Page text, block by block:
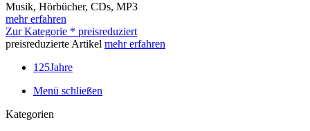
Musik, Hörbücher, CDs, MP3
mehr erfahren
Zur Kategorie * preisreduziert
preisreduzierte Artikel mehr erfahren
125Jahre
Menü schließen
Kategorien